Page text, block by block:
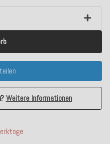
Weitere Informationen